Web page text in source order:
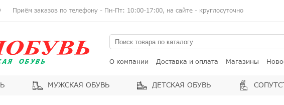
Приём заказов по телефону - Пн-Пт: 10:00-17:00, на сайте - круглосуточно
О компании Доставка и оплата Магазины
МУЖСКАЯ ОБУВЬ ДЕТСКАЯ ОБУВЬ